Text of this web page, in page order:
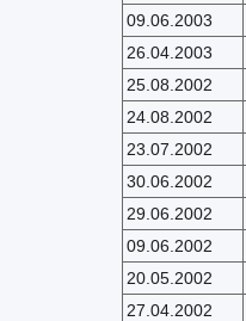
09.06.2003
26.04.2003
25.08.2002
24.08.2002
23.07.2002
30.06.2002
29.06.2002
09.06.2002
20.05.2002
27.04.2002